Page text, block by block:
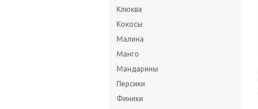
Клюква
Кокосы
Малина
Манго
Мандарины
Персики
Финики